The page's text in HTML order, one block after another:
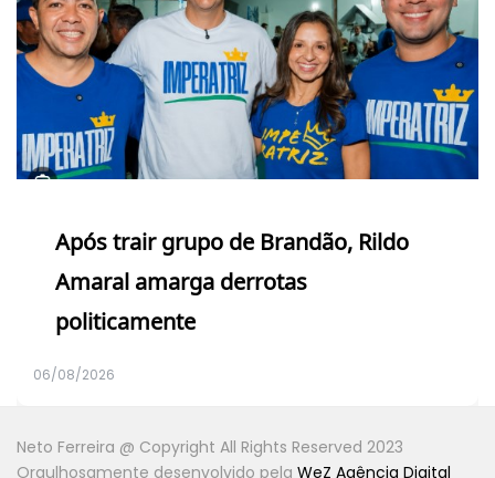
Após trair grupo de Brandão, Rildo
Amaral amarga derrotas
politicamente
06/08/2026
Neto Ferreira @ Copyright All Rights Reserved 2023
Orgulhosamente desenvolvido pela WeZ Agência Digital